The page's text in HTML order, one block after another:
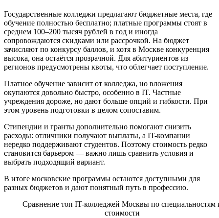
Государственные колледжи предлагают бюджетные места, где
обучение полностью бесплатно; платные программы стоят в
среднем 100–200 тысяч рублей в год и иногда
сопровождаются скидками или рассрочкой. На бюджет
зачисляют по конкурсу баллов, и хотя в Москве конкуренция
высока, она остаётся прозрачной. Для абитуриентов из
регионов предусмотрены квоты, что облегчает поступление.
Платное обучение зависит от колледжа, но вложения
окупаются довольно быстро, особенно в IT. Частные
учреждения дороже, но дают больше опций и гибкости. При
этом уровень подготовки в целом сопоставим.
Стипендии и гранты дополнительно помогают снизить
расходы: отличники получают выплаты, а IT-компании
нередко поддерживают студентов. Поэтому стоимость редко
становится барьером — важно лишь сравнить условия и
выбрать подходящий вариант.
В итоге московские программы остаются доступными для
разных бюджетов и дают понятный путь в профессию.
Сравнение топ IT-колледжей Москвы по специальностям
стоимости